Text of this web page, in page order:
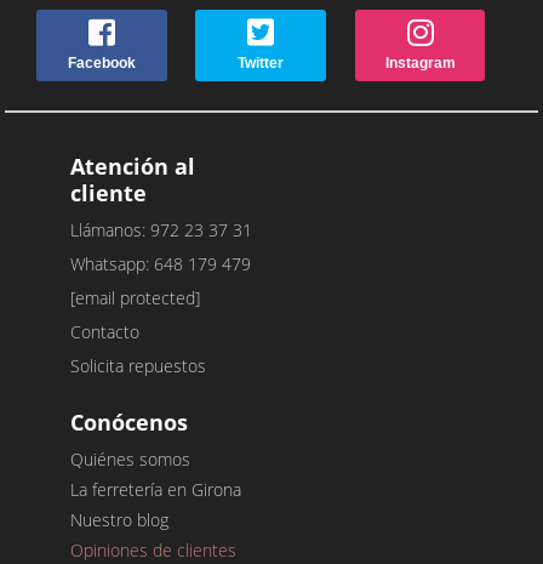
Facebook Twitter Instagram
Atención al
cliente
Llámanos: 972 23 37 31
Whatsapp: 648 179 479
[email protected]
Contacto
Solicita repuestos
Conócenos
Quiénes somos
La ferretería en Girona
Nuestro blog
Opiniones de clientes